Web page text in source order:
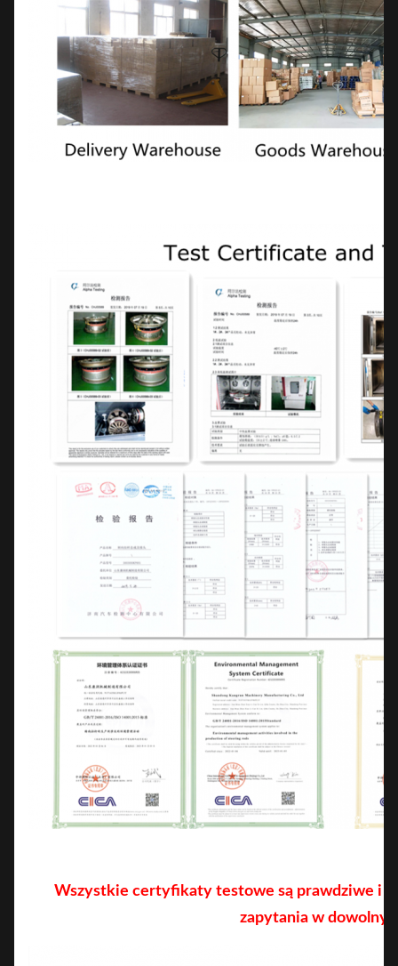
Wszystkie certyfikaty testowe są prawdziwe i
zapytania w